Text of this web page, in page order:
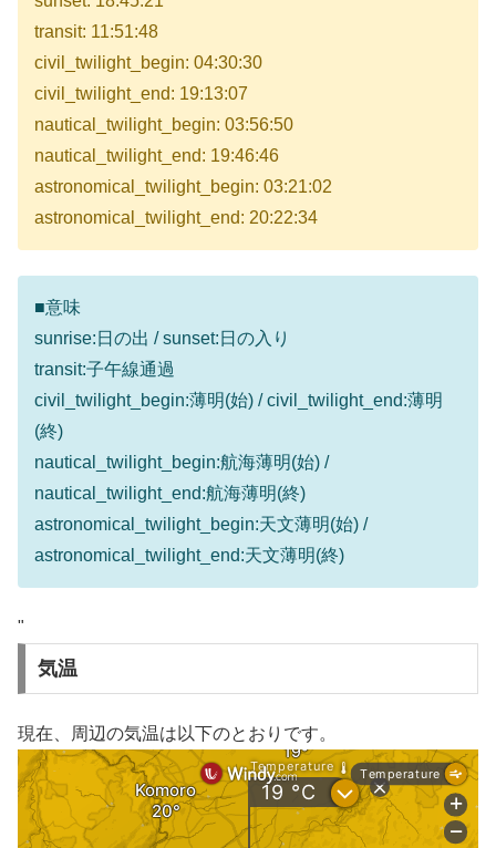
transit: 11:51:48
civil_twilight_begin: 04:30:30
civil_twilight_end: 19:13:07
nautical_twilight_begin: 03:56:50
nautical_twilight_end: 19:46:46
astronomical_twilight_begin: 03:21:02
astronomical_twilight_end: 20:22:34
■意味
sunrise:日の出 / sunset:日の入り
transit:子午線通過
civil_twilight_begin:薄明(始) / civil_twilight_end:薄明
(終)
nautical_twilight_begin:航海薄明(始) /
nautical_twilight_end:航海薄明(終)
astronomical_twilight_begin:天文薄明(始) /
astronomical_twilight_end:天文薄明(終)
"
気温
現在、周辺の気温は以下のとおりです。